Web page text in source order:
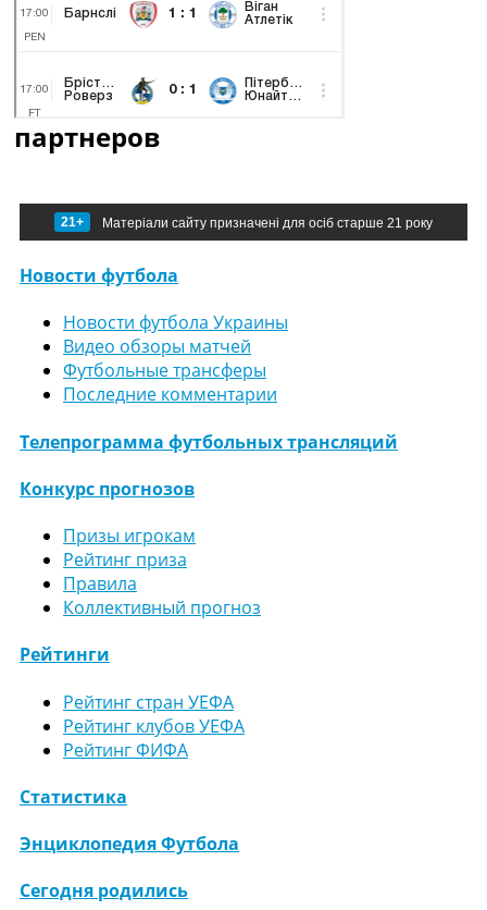
партнеров
21+ Матеріали сайту призначені для осіб старше 21 року
Новости футбола
Новости футбола Украины
Видео обзоры матчей
Футбольные трансферы
Последние комментарии
Телепрограмма футбольных трансляций
Конкурс прогнозов
Призы игрокам
Рейтинг приза
Правила
Коллективный прогноз
Рейтинги
Рейтинг стран УЕФА
Рейтинг клубов УЕФА
Рейтинг ФИФА
Статистика
Энциклопедия Футбола
Сегодня родились